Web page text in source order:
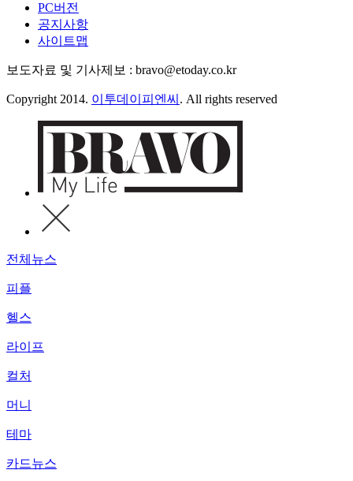
PC버전
공지사항
사이트맵
보도자료 및 기사제보 : bravo@etoday.co.kr
Copyright 2014. 이투데이피엔씨 . All rights reserved
전체뉴스
피플
헬스
라이프
컬처
머니
테마
카드뉴스